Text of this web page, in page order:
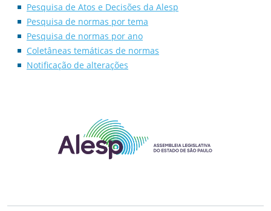
Pesquisa de Atos e Decisões da Alesp
Pesquisa de normas por tema
Pesquisa de normas por ano
Coletâneas temáticas de normas
Notificação de alterações